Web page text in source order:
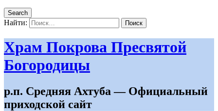
Search
Найти:
Храм Покрова Пресвятой
Богородицы
р.п. Средняя Ахтуба — Официальный
приходской сайт